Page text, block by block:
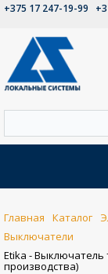
+375 17 247-19-99
Главная Каталог
Выключатели
Etika - Выключатель
производства)